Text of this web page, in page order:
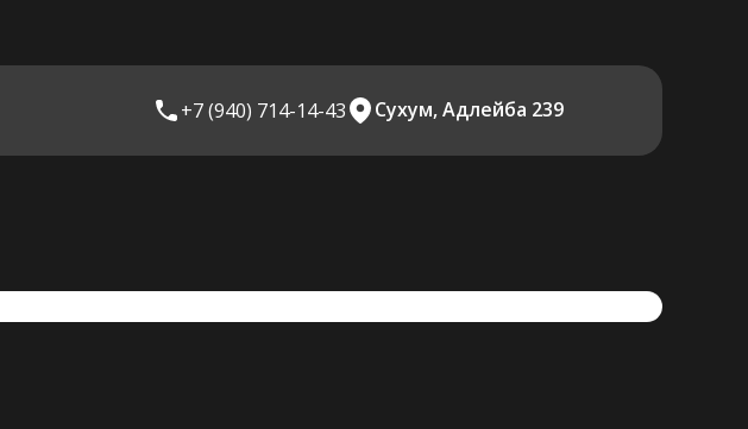
+7 (940) 714-14-43 Сухум, Адлейба 239